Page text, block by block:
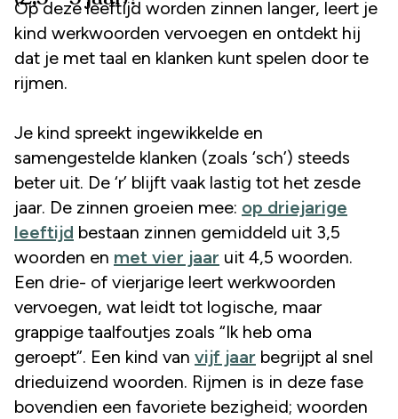
Op deze leeftijd worden zinnen langer, leert je
kind werkwoorden vervoegen en ontdekt hij
dat je met taal en klanken kunt spelen door te
rijmen.
Je kind spreekt ingewikkelde en
samengestelde klanken (zoals ‘sch’) steeds
beter uit. De ‘r’ blijft vaak lastig tot het zesde
jaar. De zinnen groeien mee: op driejarige
leeftijd bestaan zinnen gemiddeld uit 3,5
woorden en met vier jaar uit 4,5 woorden.
Een drie- of vierjarige leert werkwoorden
vervoegen, wat leidt tot logische, maar
grappige taalfoutjes zoals “Ik heb oma
geroept”. Een kind van vijf jaar begrijpt al snel
drieduizend woorden. Rijmen is in deze fase
bovendien een favoriete bezigheid; woorden